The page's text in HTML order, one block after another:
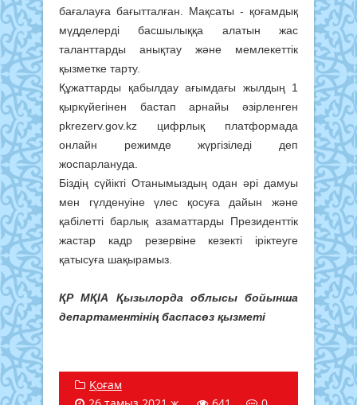
бағалауға бағытталған. Мақсаты - қоғамдық
мүдделерді басшылыққа алатын жас
таланттарды анықтау және мемлекеттік
қызметке тарту.
Құжаттарды қабылдау ағымдағы жылдың 1
қыркүйегінен бастап арнайы әзірленген
pkrezerv.gov.kz цифрлық платформада
онлайн режимде жүргізіледі деп
жоспарлануда.
Біздің сүйікті Отанымыздың одан әрі дамуы
мен гүлденуіне үлес қосуға дайын және
қабілетті барлық азаматтарды Президенттік
жастар кадр резервіне кезекті іріктеуге
қатысуға шақырамыз.
ҚР МҚІА Қызылорда облысы бойынша
департаментінің баспасөз қызметі
Қоғам